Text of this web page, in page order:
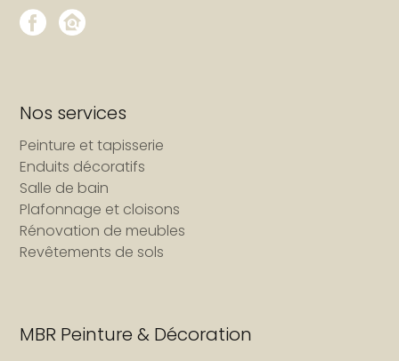
Nos services
Peinture et tapisserie
Enduits décoratifs
Salle de bain
Plafonnage et cloisons
Rénovation de meubles
Revêtements de sols
MBR Peinture & Décoration